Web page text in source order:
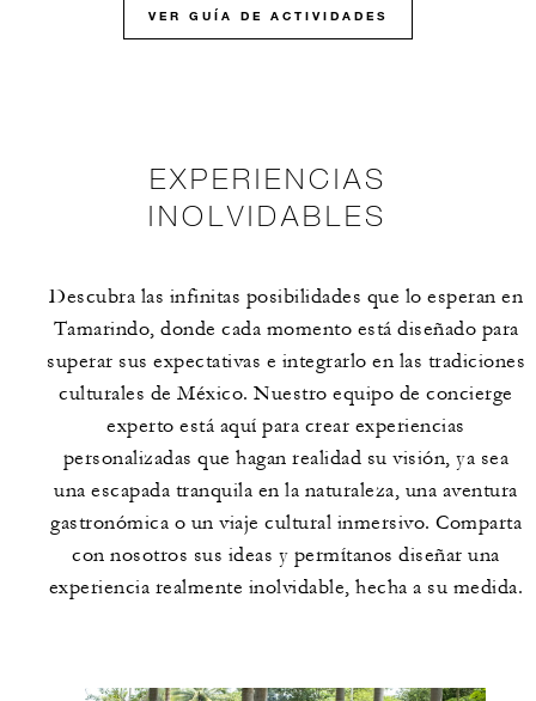
VER GUÍA DE ACTIVIDADES
EXPERIENCIAS
INOLVIDABLES
Descubra las infinitas posibilidades que lo esperan en
Tamarindo, donde cada momento está diseñado para
superar sus expectativas e integrarlo en las tradiciones
culturales de México. Nuestro equipo de concierge
experto está aquí para crear experiencias
personalizadas que hagan realidad su visión, ya sea
una escapada tranquila en la naturaleza, una aventura
gastronómica o un viaje cultural inmersivo. Comparta
con nosotros sus ideas y permítanos diseñar una
experiencia realmente inolvidable, hecha a su medida.